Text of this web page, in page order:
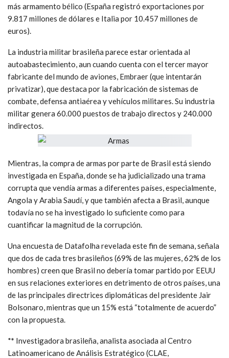
más armamento bélico (España registró exportaciones por
9.817 millones de dólares e Italia por 10.457 millones de
euros).
La industria militar brasileña parece estar orientada al
autoabastecimiento, aun cuando cuenta con el tercer mayor
fabricante del mundo de aviones, Embraer (que intentarán
privatizar), que destaca por la fabricación de sistemas de
combate, defensa antiaérea y vehículos militares. Su industria
militar genera 60.000 puestos de trabajo directos y 240.000
indirectos.
Mientras, la compra de armas por parte de Brasil está siendo
investigada en España, donde se ha judicializado una trama
corrupta que vendía armas a diferentes países, especialmente,
Angola y Arabia Saudí, y que también afecta a Brasil, aunque
todavía no se ha investigado lo suficiente como para
cuantificar la magnitud de la corrupción.
Una encuesta de Datafolha revelada este fin de semana, señala
que dos de cada tres brasileños (69% de las mujeres, 62% de los
hombres) creen que Brasil no debería tomar partido por EEUU
en sus relaciones exteriores en detrimento de otros países, una
de las principales directrices diplomáticas del presidente Jair
Bolsonaro, mientras que un 15% está “totalmente de acuerdo”
con la propuesta.
** Investigadora brasileña, analista asociada al Centro
Latinoamericano de Análisis Estratégico (CLAE,